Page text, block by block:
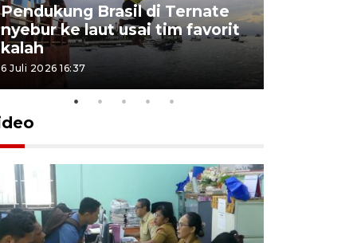
Pendukung Brasil di Ternate
nyebur ke laut usai tim favorit
kalah
6 Juli 2026 16:37